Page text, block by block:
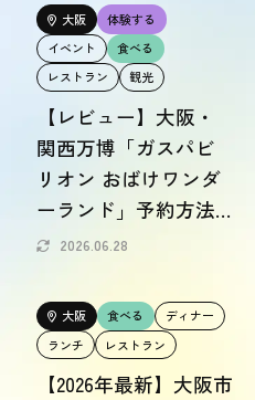
食べる
体験する
体験する
おトク情報
おトク情報
おすすめ
関西
お
大阪
体験する
イベント
食べる
レストラン
観光
【レビュー】大阪・
関西万博「ガスパビ
リオン おばけワンダ
ーランド」予約方法
や所要時間もご紹介
2026.06.28
大阪 食べる
ディナー
ランチ
レストラン
【2026年最新】大阪市